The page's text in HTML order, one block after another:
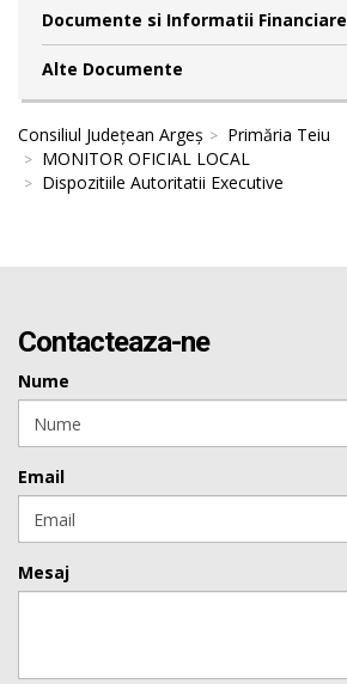
Documente si Informatii Financiare
Alte Documente
Consiliul Județean Argeș
Primăria Teiu
MONITOR OFICIAL LOCAL
Dispozitiile Autoritatii Executive
Contacteaza-ne
Nume
Email
Mesaj